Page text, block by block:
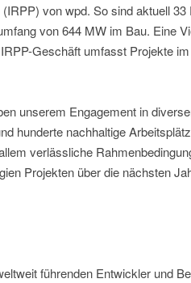
von wpd. So sind aktuell
von 644 MW im Bau. Eine
Geschäft umfasst Projekte
unserem Engagement in
hunderte nachhaltige
verlässliche
Projekten über die nächsten
führenden Entwickler und